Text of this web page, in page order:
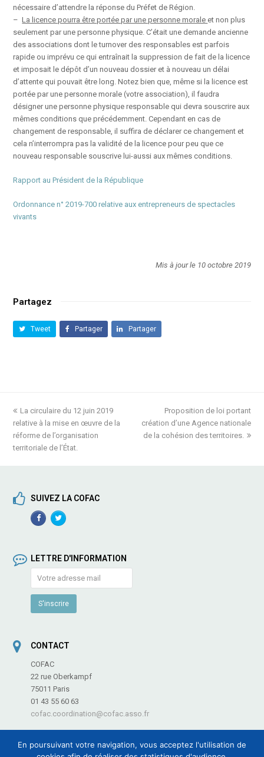
nécessaire d’attendre la réponse du Préfet de Région.
–La licence pourra être portée par une personne morale et non plus
seulement par une personne physique. C’était une demande ancienne
des associations dont le turnover des responsables est parfois
rapide ou imprévu ce qui entraînait la suppression de fait de la licence
et imposait le dépôt d’un nouveau dossier et à nouveau un délai
d’attente qui pouvait être long. Notez bien que, même si la licence est
portée par une personne morale (votre association), il faudra
désigner une personne physique responsable qui devra souscrire aux
mêmes conditions que précédemment. Cependant en cas de
changement de responsable, il suffira de déclarer ce changement et
cela n’interrompra pas la validité de la licence pour peu que ce
nouveau responsable souscrive lui-aussi aux mêmes conditions.
Rapport au Président de la République
Ordonnance n° 2019-700 relative aux entrepreneurs de spectacles
vivants
Mis à jour le 10 octobre 2019
Partagez
Tweet Partager Partager
previous
post:
La circulaire du 12 juin 2019
relative à la mise en œuvre de la
réforme de l’organisation
territoriale de l’État.
next
post:
Proposition de loi portant
création d’une Agence nationale
de la cohésion des territoires.
SUIVEZ LA COFAC
FacebookTwitterProfile
LETTRE D'INFORMATION
CONTACT
COFAC
22 rue Oberkampf
75011 Paris
01 43 55 60 63
cofac.coordination@cofac.asso.fr
En poursuivant votre navigation, vous acceptez l'utilisation de